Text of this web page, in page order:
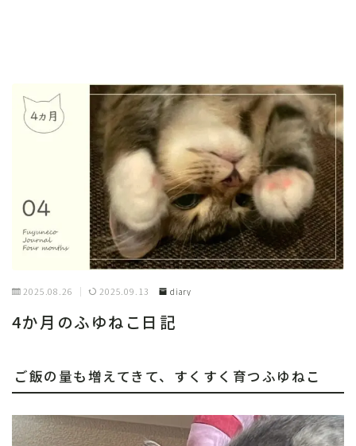
2025.08.26 2025.09.13 diary
4か月のふゆねこ日記
ご飯の量も増えてきて、すくすく育つふゆねこ